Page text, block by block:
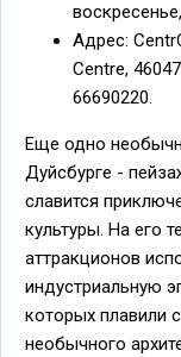
Адрес:
Centre,
66690220.
Еще одно
Дуйсбурге -
славится
культуры. На его
аттракционов
индустриальную
которых плавили
необычного